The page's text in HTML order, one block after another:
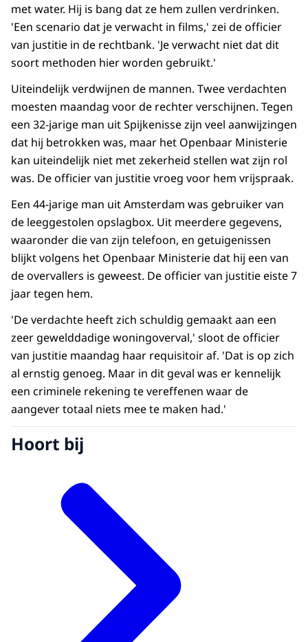
met water. Hij is bang dat ze hem zullen verdrinken.
'Een scenario dat je verwacht in films,' zei de officier
van justitie in de rechtbank. 'Je verwacht niet dat dit
soort methoden hier worden gebruikt.'
Uiteindelijk verdwijnen de mannen. Twee verdachten
moesten maandag voor de rechter verschijnen. Tegen
een 32-jarige man uit Spijkenisse zijn veel aanwijzingen
dat hij betrokken was, maar het Openbaar Ministerie
kan uiteindelijk niet met zekerheid stellen wat zijn rol
was. De officier van justitie vroeg voor hem vrijspraak.
Een 44-jarige man uit Amsterdam was gebruiker van
de leeggestolen opslagbox. Uit meerdere gegevens,
waaronder die van zijn telefoon, en getuigenissen
blijkt volgens het Openbaar Ministerie dat hij een van
de overvallers is geweest. De officier van justitie eiste 7
jaar tegen hem.
'De verdachte heeft zich schuldig gemaakt aan een
zeer gewelddadige woningoverval,' sloot de officier
van justitie maandag haar requisitoir af. 'Dat is op zich
al ernstig genoeg. Maar in dit geval was er kennelijk
een criminele rekening te vereffenen waar de
aangever totaal niets mee te maken had.'
Hoort bij